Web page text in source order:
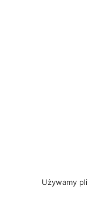
Używamy